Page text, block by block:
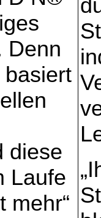
Denn
diese
Laufe
mehr“